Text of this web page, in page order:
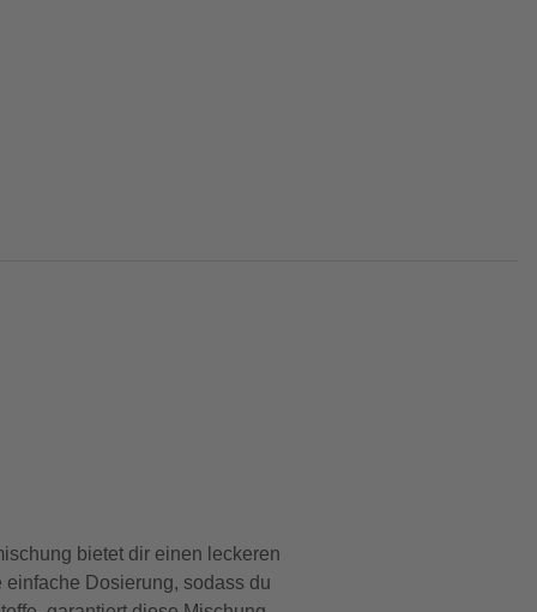
bietet dir einen leckeren
Dosierung, sodass du